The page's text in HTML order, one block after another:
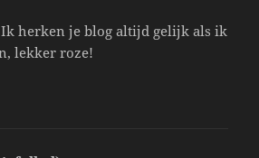
Ik herken je blog altijd gelijk als ik
lekker roze!